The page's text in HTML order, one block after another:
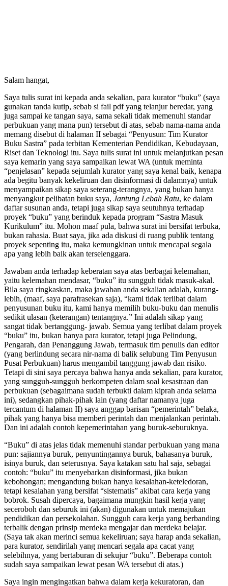
Salam hangat,
Saya tulis surat ini kepada anda sekalian, para kurator “buku” (saya
gunakan tanda kutip, sebab si fail pdf yang telanjur beredar, yang
juga sampai ke tangan saya, sama sekali tidak memenuhi standar
perbukuan yang mana pun) tersebut di atas, sebab nama-nama anda
memang disebut di halaman II sebagai “Penyusun: Tim Kurator
Buku Sastra” pada terbitan Kementerian Pendidikan, Kebudayaan,
Riset dan Teknologi itu. Saya tulis surat ini untuk melanjutkan pesan
saya kemarin yang saya sampaikan lewat WA (untuk meminta
“penjelasan” kepada sejumlah kurator yang saya kenal baik, kenapa
ada begitu banyak kekeliruan dan disinformasi di dalamnya) untuk
menyampaikan sikap saya seterang-terangnya, yang bukan hanya
menyangkut pelibatan buku saya, Jantung Lebah Ratu, ke dalam
daftar susunan anda, tetapi juga sikap saya seutuhnya terhadap
proyek “buku” yang berinduk kepada program “Sastra Masuk
Kurikulum” itu. Mohon maaf pula, bahwa surat ini bersifat terbuka,
bukan rahasia. Buat saya, jika ada diskusi di ruang publik tentang
proyek sepenting itu, maka kemungkinan untuk mencapai segala
apa yang lebih baik akan terselenggara.
Jawaban anda terhadap keberatan saya atas berbagai kelemahan,
yaitu kelemahan mendasar, “buku” itu sungguh tidak masuk-akal.
Bila saya ringkaskan, maka jawaban anda sekalian adalah, kurang-
lebih, (maaf, saya parafrasekan saja), “kami tidak terlibat dalam
penyusunan buku itu, kami hanya memilih buku-buku dan menulis
sedikit ulasan (keterangan) tentangnya.” Ini adalah sikap yang
sangat tidak bertanggung- jawab. Semua yang terlibat dalam proyek
“buku” itu, bukan hanya para kurator, tetapi juga Pelindung,
Pengarah, dan Penanggung Jawab, termasuk tim penulis dan editor
(yang berlindung secara nir-nama di balik selubung Tim Penyusun
Pusat Perbukuan) harus mengambil tanggung jawab dan risiko.
Tetapi di sini saya percaya bahwa hanya anda sekalian, para kurator,
yang sungguh-sungguh berkompeten dalam soal kesastraan dan
perbukuan (sebagaimana sudah terbukti dalam kiprah anda selama
ini), sedangkan pihak-pihak lain (yang daftar namanya juga
tercantum di halaman II) saya anggap barisan “pemerintah” belaka,
pihak yang hanya bisa memberi perintah dan menjalankan perintah.
Dan ini adalah contoh kepemerintahan yang buruk-seburuknya.
“Buku” di atas jelas tidak memenuhi standar perbukuan yang mana
pun: sajiannya buruk, penyuntingannya buruk, bahasanya buruk,
isinya buruk, dan seterusnya. Saya katakan satu hal saja, sebagai
contoh: “buku” itu menyebarkan disinformasi, jika bukan
kebohongan; mengandung bukan hanya kesalahan-keteledoran,
tetapi kesalahan yang bersifat “sistematis” akibat cara kerja yang
bobrok. Susah dipercaya, bagaimana mungkin hasil kerja yang
seceroboh dan seburuk ini (akan) digunakan untuk memajukan
pendidikan dan persekolahan. Sungguh cara kerja yang berbanding
terbalik dengan prinsip merdeka mengajar dan merdeka belajar.
(Saya tak akan merinci semua kekeliruan; saya harap anda sekalian,
para kurator, sendirilah yang mencari segala apa cacat yang
selebihnya, yang bertaburan di sekujur “buku”. Beberapa contoh
sudah saya sampaikan lewat pesan WA tersebut di atas.)
Saya ingin mengingatkan bahwa dalam kerja kekuratoran, dan